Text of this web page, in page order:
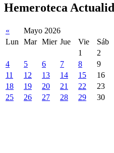
Hemeroteca
« Mayo 2026
Lun
Mar Mier Jue Vie Sáb
1
2
4
5 6 7 8 9
11
12 13 14 15 16
18
19 20 21 22 23
25
26 27 28 29 30